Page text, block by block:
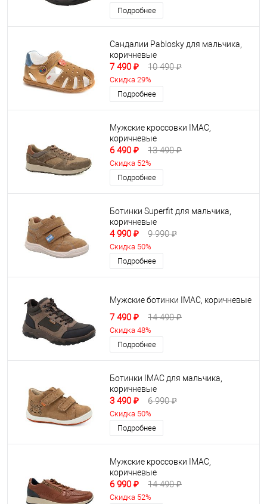
Подробнее
Сандалии Pablosky для мальчика,
коричневые
7 490 ₽ 10 490 ₽
Скидка 29%
Подробнее
Мужские кроссовки IMAC,
коричневые
6 490 ₽ 13 490 ₽
Скидка 52%
Подробнее
Ботинки Superfit для мальчика,
коричневые
4 990 ₽ 9 990 ₽
Скидка 50%
Подробнее
Мужские ботинки IMAC, коричневые
7 490 ₽ 14 490 ₽
Скидка 48%
Подробнее
Ботинки IMAC для мальчика,
коричневые
3 490 ₽ 6 990 ₽
Скидка 50%
Подробнее
Мужские кроссовки IMAC,
коричневые
6 990 ₽ 14 490 ₽
Скидка 52%